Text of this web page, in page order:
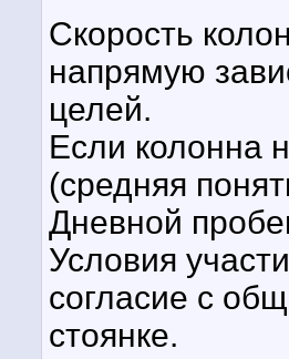
Скорость
напрямую
целей.
Если колонна
(средняя
Дневной
Условия
согласие с
стоянке.